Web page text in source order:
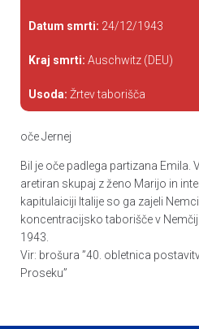
Datum smrti: 24/12/1943
Kraj smrti: Auschwitz (DEU)
Usoda: Žrtev taborišča
oče Jernej
Bil je oče padlega partizana Emila.
aretiran skupaj z ženo Marijo in
kapitulaiciji Italije so ga zajeli
koncentracijsko taborišče v
1943.
Vir: brošura ”40. obletnica
Proseku”